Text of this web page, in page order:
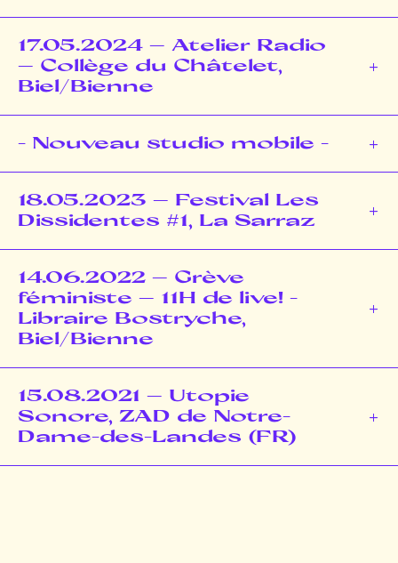
17.05.2024 – Atelier Radio
– Collège du Châtelet,
Biel/Bienne
- Nouveau studio mobile -
18.05.2023 – Festival Les
Dissidentes #1, La Sarraz
14.06.2022 – Grève
féministe – 11H de live! -
Libraire Bostryche,
Biel/Bienne
15.08.2021 – Utopie
Sonore, ZAD de Notre-
Dame-des-Landes (FR)